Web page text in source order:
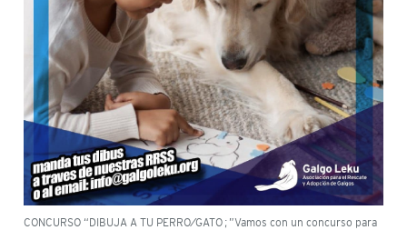
CONCURSO “DIBUJA A TU PERRO/GATO…”Vamos con un concurso para